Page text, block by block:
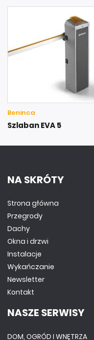
Beninca
Szlaban EVA 5
NA SKRÓTY
Strona główna
Przegrody
Dachy
Okna i drzwi
Instalacje
Wykańczanie
Newsletter
Kontakt
NASZE SERWISY
DOM, OGRÓD I WNĘTRZA